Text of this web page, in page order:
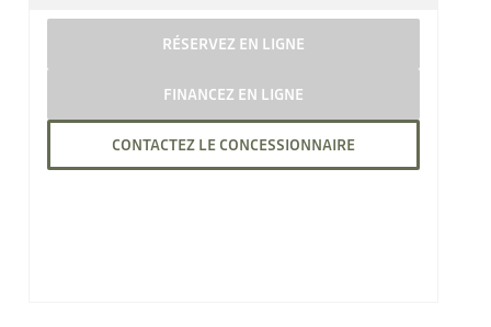
RÉSERVEZ EN LIGNE
FINANCEZ EN LIGNE
CONTACTEZ LE CONCESSIONNAIRE